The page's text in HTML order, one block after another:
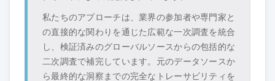
私たちのアプローチは、業界の参加者や専門家と
の直接的な関わりを通じた広範な一次調査を統合
し、検証済みのグローバルソースからの包括的な
二次調査で補完しています。元のデータソースか
ら最終的な洞察までの完全なトレーサビリティを